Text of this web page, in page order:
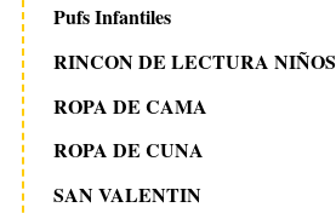
Pufs Infantiles
RINCON DE LECTURA NIÑOS
ROPA DE CAMA
ROPA DE CUNA
SAN VALENTIN